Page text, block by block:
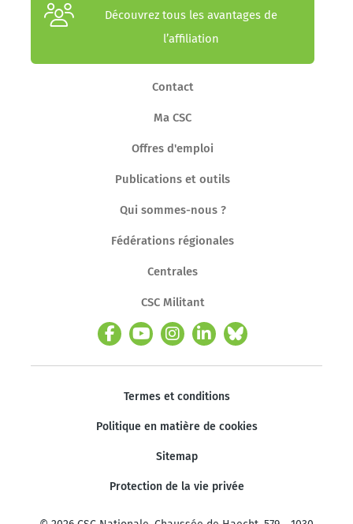
Découvrez tous les avantages de
l’affiliation
Contact
Ma CSC
Offres d'emploi
Publications et outils
Qui sommes-nous ?
Fédérations régionales
Centrales
CSC Militant
Termes et conditions
Politique en matière de cookies
Sitemap
Protection de la vie privée